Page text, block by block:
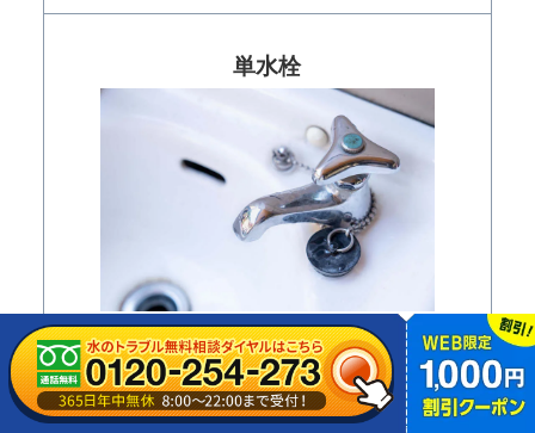
単水栓
水の水量のみを調整